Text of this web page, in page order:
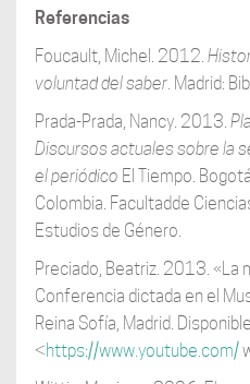
Referencias
Foucault, Michel. 2012.
voluntad del saber. Madrid:
Prada-Prada, Nancy. 2013.
Discursos actuales sobre la
el periódico El Tiempo.
Colombia. Facultadde
Estudios de Género.
Preciado, Beatriz. 2013. «La
Conferencia dictada en el
Reina Sofía, Madrid.
<https://www.youtube.com/